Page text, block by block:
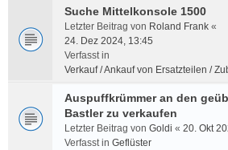
Suche Mittelkonsole 1500
Letzter Beitrag von Roland Frank «
24. Dez 2024, 13:45
Verfasst in
Verkauf / Ankauf von Ersatzteilen /
Auspuffkrümmer an den
Bastler zu verkaufen
Letzter Beitrag von Goldi « 20. Okt
Verfasst in Geflüster